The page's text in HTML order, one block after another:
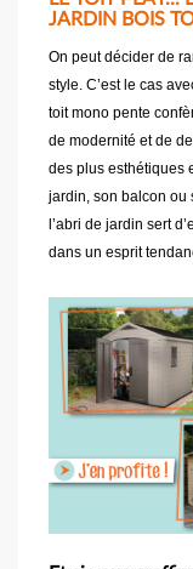
JARDIN BOIS
On peut décider de
style. C’est le cas
toit mono pente
de modernité et de
des plus esthétiques
jardin, son balcon ou
l’abri de jardin sert
dans un esprit